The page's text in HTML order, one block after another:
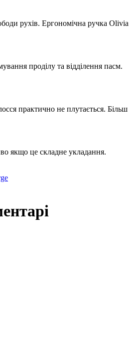
рухів. Ергономічна ручка Olivia
проділу та відділення пасм.
практично не плутається. Більш
якщо це складне укладання.